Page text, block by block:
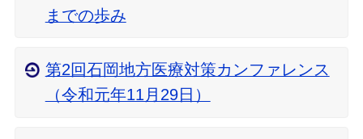
までの歩み
第2回石岡地方医療対策カンファレンス
（令和元年11月29日）